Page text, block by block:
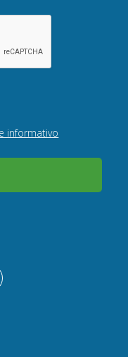
informativo